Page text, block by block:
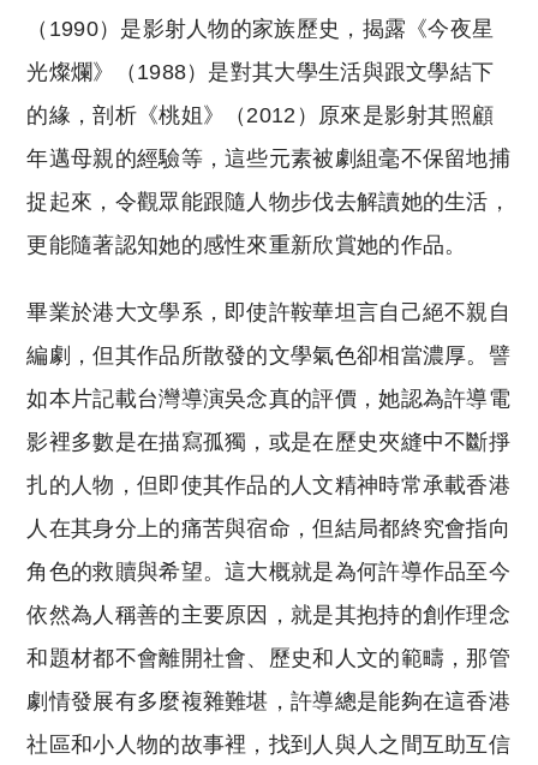
（1990）是影射人物的家族歷史，揭露《今夜星
光燦爛》（1988）是對其大學生活與跟文學結下
的緣，剖析《桃姐》（2012）原來是影射其照顧
年邁母親的經驗等，這些元素被劇組毫不保留地捕
捉起來，令觀眾能跟隨人物步伐去解讀她的生活，
更能隨著認知她的感性來重新欣賞她的作品。
畢業於港大文學系，即使許鞍華坦言自己絕不親自
編劇，但其作品所散發的文學氣色卻相當濃厚。譬
如本片記載台灣導演吳念真的評價，她認為許導電
影裡多數是在描寫孤獨，或是在歷史夾縫中不斷掙
扎的人物，但即使其作品的人文精神時常承載香港
人在其身分上的痛苦與宿命，但結局都終究會指向
角色的救贖與希望。這大概就是為何許導作品至今
依然為人稱善的主要原因，就是其抱持的創作理念
和題材都不會離開社會、歷史和人文的範疇，那管
劇情發展有多麼複雜難堪，許導總是能夠在這香港
社區和小人物的故事裡，找到人與人之間互助互信